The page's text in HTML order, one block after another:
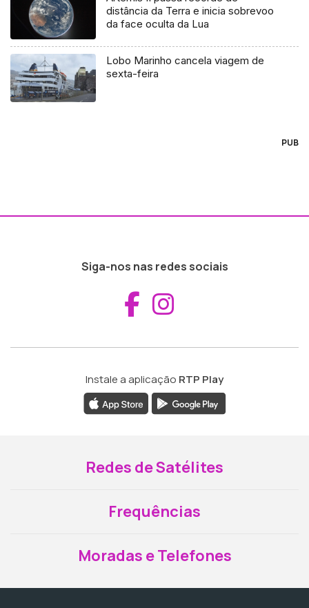
distância da Terra e inicia sobrevoo
da face oculta da Lua
Lobo Marinho cancela viagem de
sexta-feira
PUB
Siga-nos nas redes sociais
Aceder ao
Instale a aplicação RTP Play
Redes de Satélites
Frequências
Moradas e Telefones